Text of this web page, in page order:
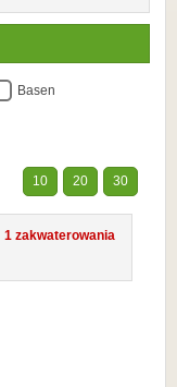
Basen
10 20 30
1 zakwaterowania